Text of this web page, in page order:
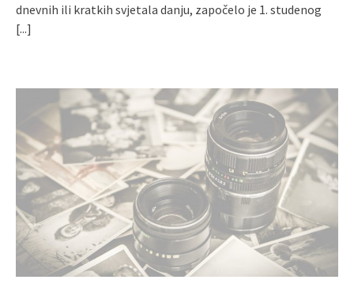
dnevnih ili kratkih svjetala danju, započelo je 1. studenog
[...]